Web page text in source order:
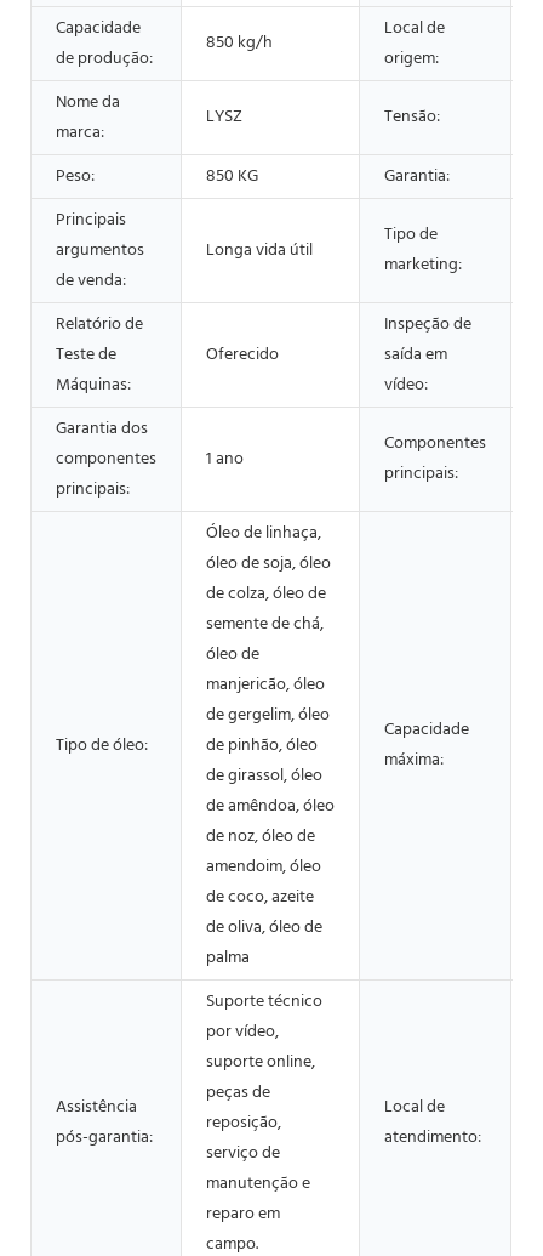
Capacidade
de produção:
850 kg/h
Local de
origem:
Nome da
marca:
LYSZ Tensão:
Peso: 850 KG Garantia:
Principais
argumentos
de venda:
Longa vida útil
Tipo de
marketing:
Relatório de
Teste de
Máquinas:
Oferecido
Inspeção de
saída em
vídeo:
Garantia dos
componentes
principais:
1 ano
Componentes
principais:
Tipo de óleo:
Óleo de linhaça,
óleo de soja, óleo
de colza, óleo de
semente de chá,
óleo de
manjericão, óleo
de gergelim, óleo
de pinhão, óleo
de girassol, óleo
de amêndoa, óleo
de noz, óleo de
amendoim, óleo
de coco, azeite
de oliva, óleo de
palma
Capacidade
máxima:
Assistência
pós-garantia:
Suporte técnico
por vídeo,
suporte online,
peças de
reposição,
serviço de
manutenção e
reparo em
campo.
Local de
atendimento: